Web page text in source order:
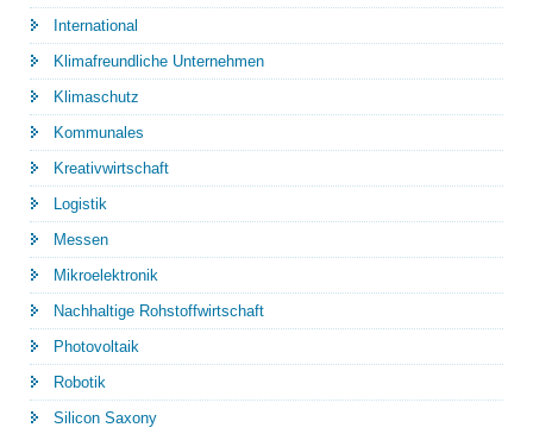
International
Klimafreundliche Unternehmen
Klimaschutz
Kommunales
Kreativwirtschaft
Logistik
Messen
Mikroelektronik
Nachhaltige Rohstoffwirtschaft
Photovoltaik
Robotik
Silicon Saxony